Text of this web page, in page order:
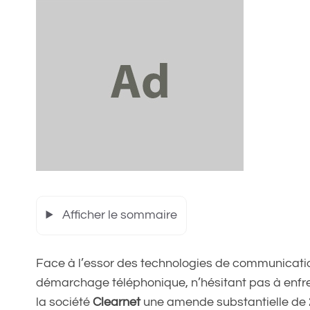
Afficher le sommaire
Face à l’essor des technologies de
démarchage téléphonique, n’hésitant pas à
la société Clearnetune amende substantielle de